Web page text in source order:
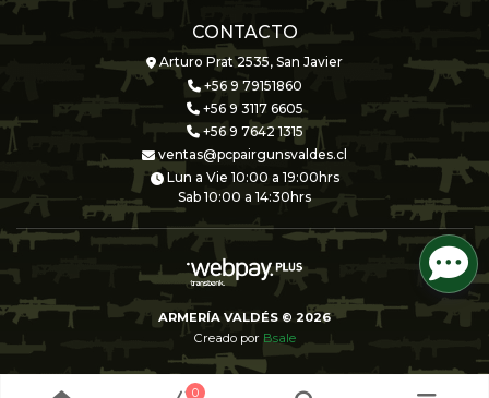
CONTACTO
Arturo Prat 2535, San Javier
+56 9 79151860
+56 9 3117 6605
+56 9 7642 1315
ventas@pcpairgunsvaldes.cl
Lun a Vie 10:00 a 19:00hrs
Sab 10:00 a 14:30hrs
ARMERÍA VALDÉS © 2026
Creado por Bsale
0